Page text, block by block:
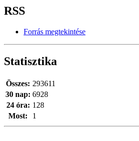
RSS
Forrás megtekintése
Statisztika
Most: 1
Összes: 293611
30 nap: 6928
24 óra: 128